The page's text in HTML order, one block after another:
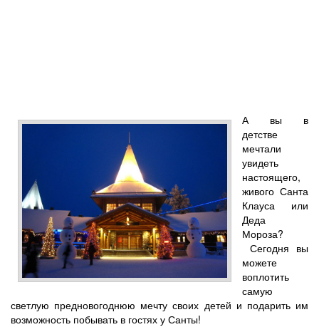
А вы в
детстве
мечтали
увидеть
настоящего,
живого Санта
Клауса или
Деда
Мороза?
Сегодня вы
можете
воплотить
самую
светлую предновогоднюю мечту своих детей и подарить им
возможность побывать в гостях у Санты!